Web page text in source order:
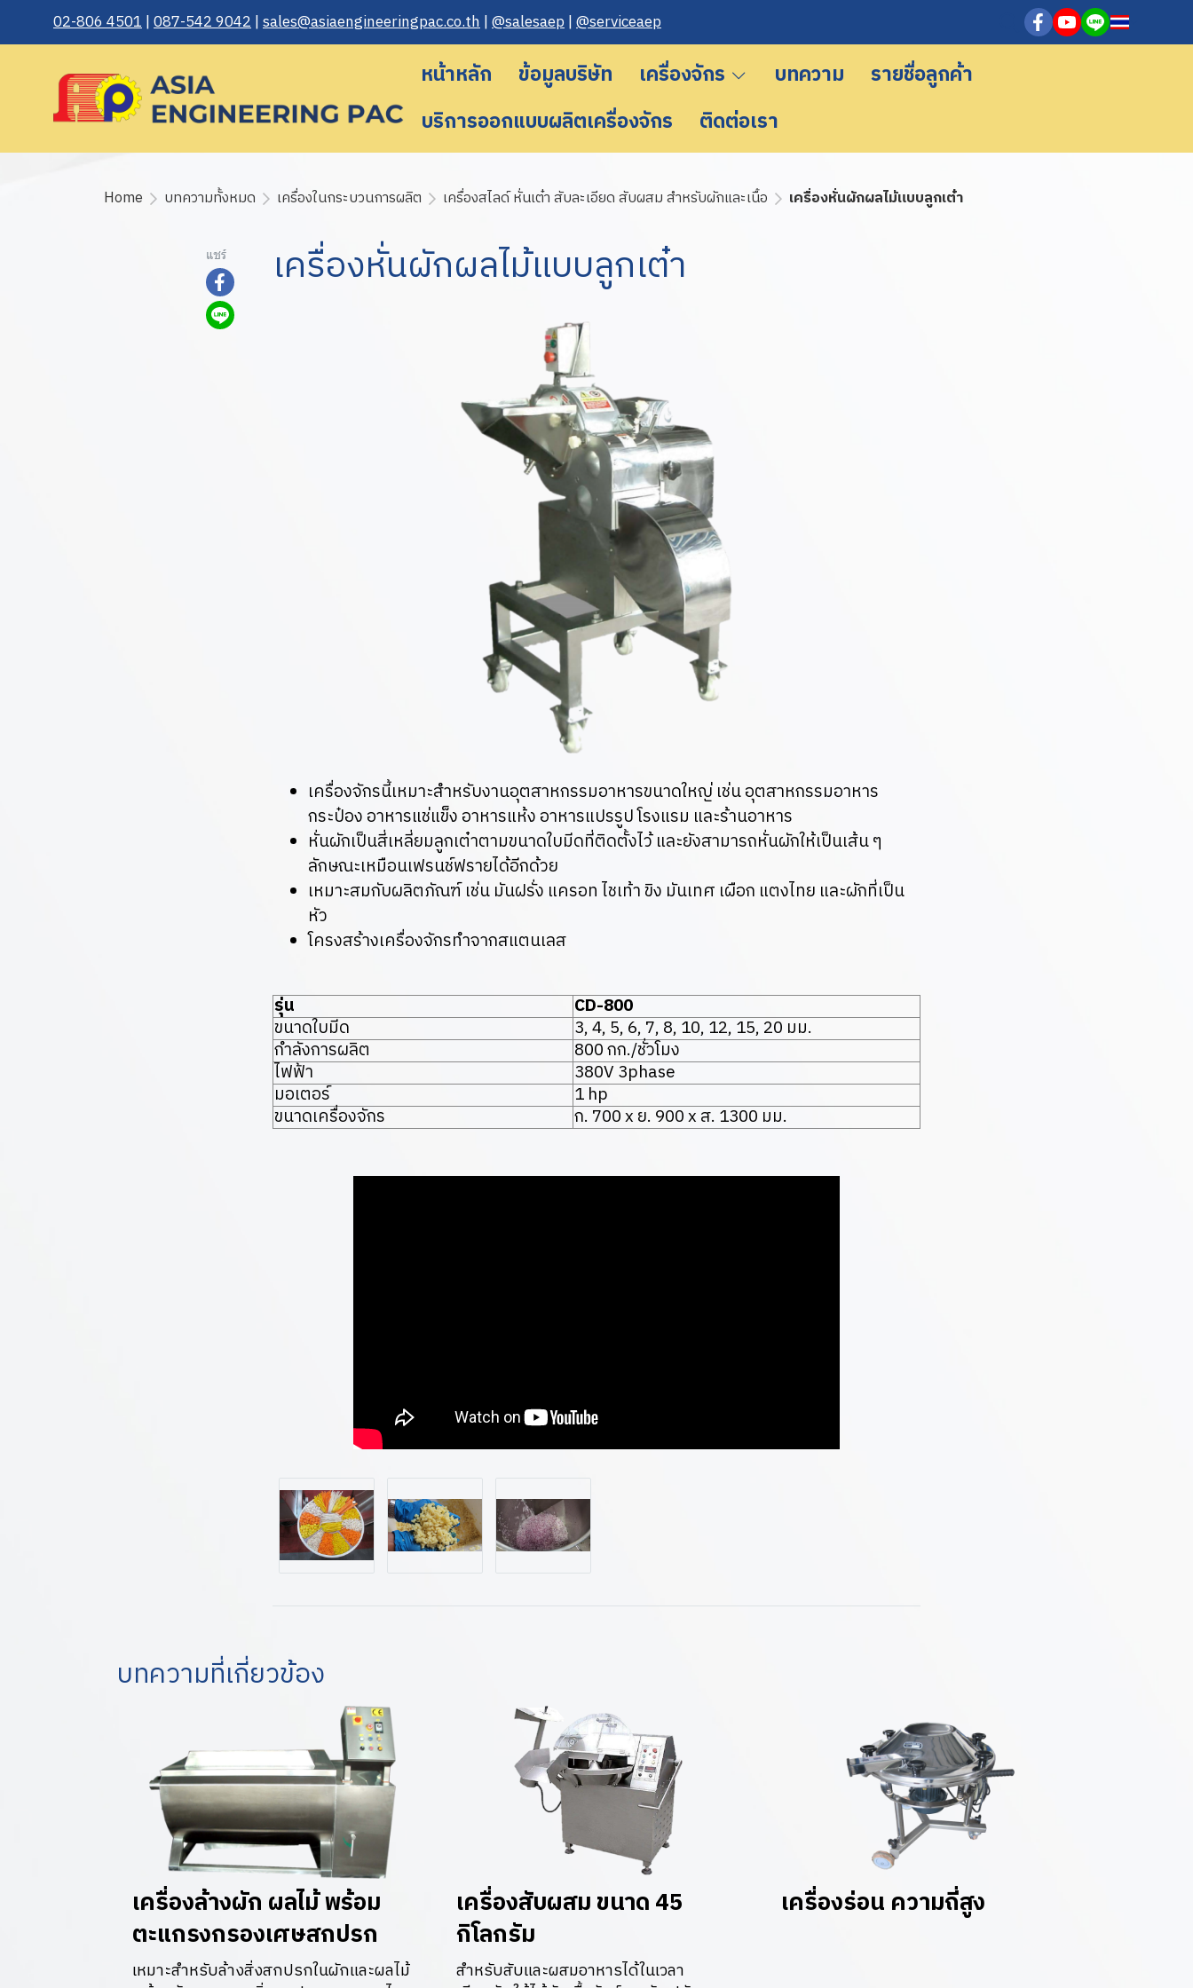
02-806 4501|087-542 9042|sales@asiaengineerin gpac.co.th|@salesaep|@serviceaep
หน้าหลัก ข้อมูลบริษัท เครื่องจักร บทความ
รายชื่อลูกค้า
บริการออกแบบผลิตเครื่องจักร
ติดต่อเรา
Home บทความทั้งหมด เครื่องในกระบวนการผลิต เครื่องสไลด์ หั่นเต๋า สับละเอียด สับผสม สำหรับผักและเนื้อ เครื่องหั่นผักผลไม้แบบลูกเต๋า
แชร์ เครื่องหั่นผักผลไม้แบบลูกเต๋า
เครื่องจักรนี้เหมาะสำหรับงานอุตสาหกรรมอาหารขนาดใหญ่ เช่น อุตสาหกรรมอาหาร
กระป๋อง อาหารแช่แข็ง อาหารแห้ง อาหารแปรรูป โรงแรม และร้านอาหาร
หั่นผักเป็นสี่เหลี่ยมลูกเต๋าตามขนาดใบมีดที่ติดตั้งไว้ และยังสามารถหั่นผักให้เป็นเส้น ๆ
ลักษณะเหมือนเฟรนช์ฟรายได้อีกด้วย
เหมาะสมกับผลิตภัณฑ์ เช่น มันฝรั่ง แครอท ไชเท้า ขิง มันเทศ เผือก แตงไทย และผักที่เป็น
หัว
โครงสร้างเครื่องจักรทำจากสแตนเลส
รุ่น
CD-800
ขนาดใบมีด
3, 4, 5, 6, 7, 8, 10, 12, 15, 20 มม.
กำลังการผลิต
800 กก./ชั่วโมง
ไฟฟ้า
380V 3phase
มอเตอร์
1 hp
ขนาดเครื่องจักร
ก. 700 x ย. 900 x ส. 1300 มม.
บทความที่เกี่ยวข้อง
เครื่องล้างผัก ผลไม้ พร้อม
ตะแกรงกรองเศษสกปรก
เหมาะสำหรับล้างสิ่งสกปรกในผักและผลไม้
เครื่องสับผสม ขนาด 45
กิโลกรัม
สำหรับสับและผสมอาหารได้ในเวลา
เครื่องร่อน ความถี่สูง